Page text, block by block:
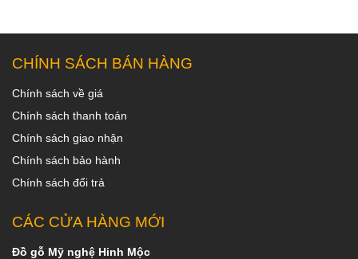
CHÍNH SÁCH BÁN HÀNG
Chính sách về giá
Chính sách thanh toán
Chính sách giao nhận
Chính sách bảo hành
Chính sách đổi trả
CÁC CỬA HÀNG MỚI
Đồ gỗ Mỹ nghệ Hinh Mộc